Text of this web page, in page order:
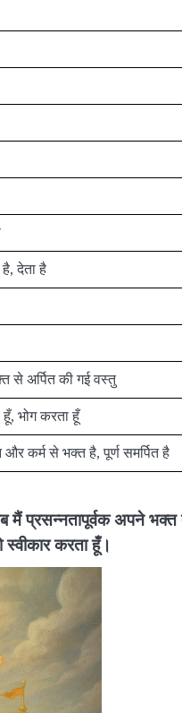
है, देता है
से अर्पित की गई वस्तु
भोग करता हूँ
कर्म से भक्त है, पूर्ण समर्पित है
प्रसन्नतापूर्वक अपने भक्त
करता हूँ।